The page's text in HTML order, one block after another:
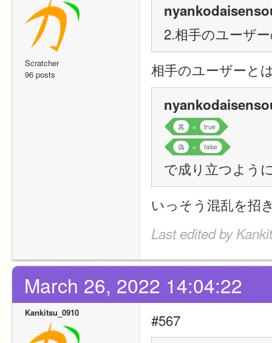
Scratcher
96 posts
2.相手のユーザ
相手のユーザーと
真 = true
偽 = false
で成り立つよう
いっそう混乱を招
Last edited by
March 26, 2022 14:04:22
Kankitsu_0910
#567